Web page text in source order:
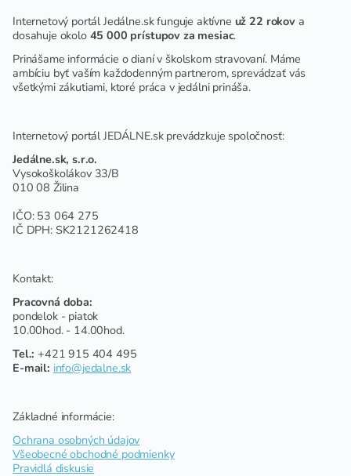
Internetový portál Jedálne.sk funguje aktívne už 22 rokova
dosahuje okolo 45 000 prístupov za mesiac.
Prinášame informácie o dianí v školskom stravovaní. Máme
ambíciu byť vaším každodenným partnerom, sprevádzať vás
všetkými zákutiami, ktoré práca v jedálni prináša.
Internetový portál JEDÁLNE.sk prevádzkuje spoločnosť:
Jedálne.sk, s.r.o.
Vysokoškolákov 33/B
010 08 Žilina
IČO: 53 064 275
IČ DPH: SK2121262418
Kontakt:
Pracovná doba:
pondelok - piatok
10.00hod. - 14.00hod.
Tel.: +421 915 404 495
E-mail: info@jedalne.sk
Základné informácie:
Ochrana osobných údajov
Všeobecné obchodné podmienky
Pravidlá diskusie